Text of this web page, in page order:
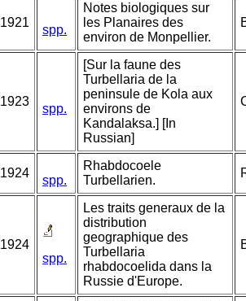
1921
spp.
Notes biologiques sur
les Planaires des
environ de Monpellier.
1923
spp.
[Sur la faune des
Turbellaria de la
peninsule de Kola aux
environs de
Kandalaksa.] [In
Russian]
1924
spp.
Rhabdocoele
Turbellarien.
1924
spp.
Les traits generaux de la
distribution
geographique des
Turbellaria
rhabdocoelida dans la
Russie d'Europe.